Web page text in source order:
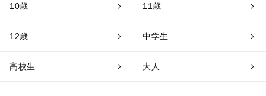
10歳 11歳
12歳 中学生
高校生 大人